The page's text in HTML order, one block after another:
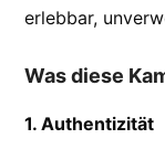
erlebbar,
Was diese
1. Authentizität